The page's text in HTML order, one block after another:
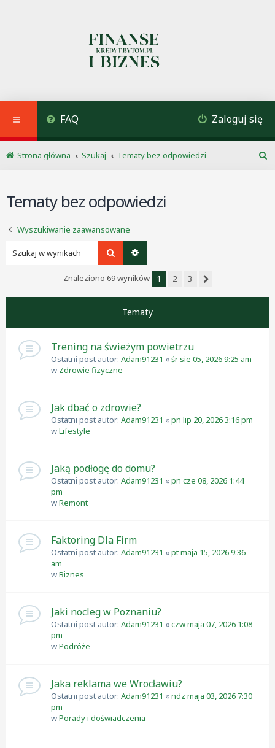
FAQ Zaloguj się
Strona główna Szukaj
Tematy bez odpowiedzi
Tematy bez odpowiedzi
Wyszukiwanie zaawansowane
Szukaj
Znaleziono 69 wyników 1 2
3
Tematy
Trening na świeżym powietrzu
Ostatni post autor: Adam91231 «śr sie 05, 2026 9:25 am
w Zdrowie fizyczne
Jak dbać o zdrowie?
Ostatni post autor: Adam91231 «pn lip 20, 2026 3:16 pm
wLifestyle
Jaką podłogę do domu?
Ostatni post autor: Adam91231 «pn cze 08, 2026 1:44
pm
wRemont
Faktoring Dla Firm
Ostatni post autor: Adam91231 «pt maja 15, 2026 9:36
am
wBiznes
Jaki nocleg w Poznaniu?
Ostatni post autor: Adam91231 «czw maja 07, 2026 1:08
pm
wPodróże
Jaka reklama we Wrocławiu?
Ostatni post autor: Adam91231 «ndz maja 03, 2026 7:30
pm
wPorady i doświadczenia